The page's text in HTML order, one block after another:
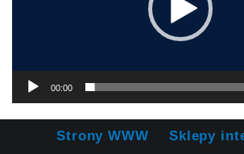
00:00
Strony WWW
Sklepy